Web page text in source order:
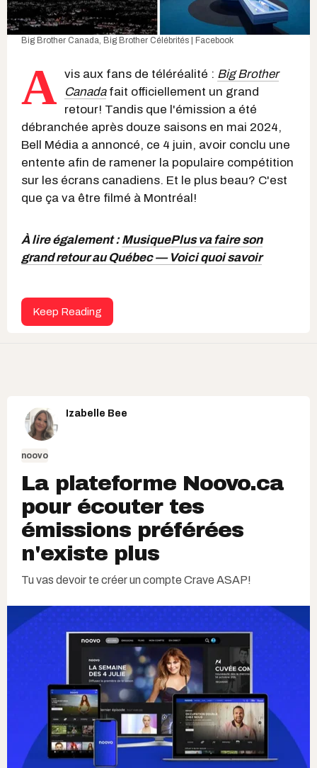
Big Brother Canada, Big Brother Célébrités | Facebook
A vis aux fans de téléréalité : Big Brother
Canadafait officiellement un grand
retour! Tandis que l'émission a été
débranchée après douze saisons en mai 2024,
Bell Média a annoncé, ce 4 juin, avoir conclu une
entente afin de ramener la populaire compétition
sur les écrans canadiens. Et le plus beau? C'est
que ça va être filmé à Montréal!
À lire également :MusiquePlus va faire son
grand retour au Québec — Voici quoi savoir
Keep Reading
Izabelle Bee
noovo
La plateforme Noovo.ca
pour écouter tes
émissions préférées
n'existe plus
Tu vas devoir te créer un compte Crave ASAP!